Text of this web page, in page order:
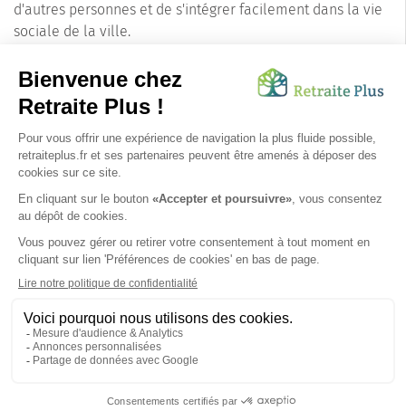
d'autres personnes et de s'intégrer facilement dans la vie
sociale de la ville.
où il fait bon vivre, offrant un équilibre parfait entre
confort, services et qualité de vie. Elle représente une
de résidence pour leurs proches, répondant aisément aux
attentes de ceux qui souhaitent profiter d'une retraite
paisible et enrichissante.
SUIVEZ-NOUS SUR :
Protection données personnelles
Nous vous informons de l'existence de la liste d'opposition